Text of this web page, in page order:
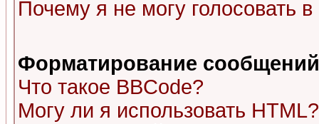
Почему я не могу голосовать
Форматирование
Что такое BBCode?
Могу ли я использовать HTML?